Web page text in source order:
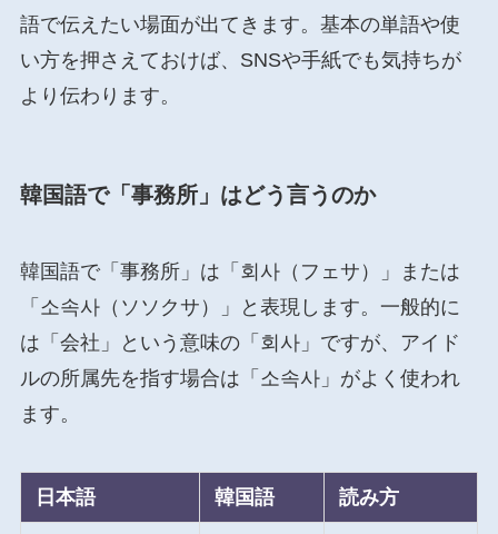
語で伝えたい場面が出てきます。基本の単語や使
い方を押さえておけば、SNSや手紙でも気持ちが
より伝わります。
韓国語で「事務所」はどう言うのか
韓国語で「事務所」は「회사（フェサ）」または
「소속사（ソソクサ）」と表現します。一般的に
は「会社」という意味の「회사」ですが、アイド
ルの所属先を指す場合は「소속사」がよく使われ
ます。
日本語 韓国語 読み方